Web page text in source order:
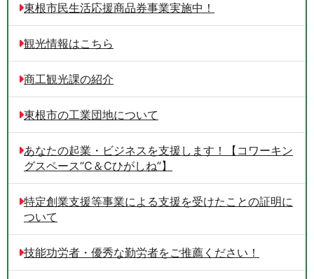
東根市民生活応援商品券事業実施中！
観光情報はこちら
商工観光課の紹介
東根市の工業団地について
あなたの起業・ビジネスを支援します！【コワーキン
グスペース“C＆Cひがしね”】
特定創業支援等事業による支援を受けたことの証明に
ついて
技能功労者・優秀な勤労者をご推薦ください！